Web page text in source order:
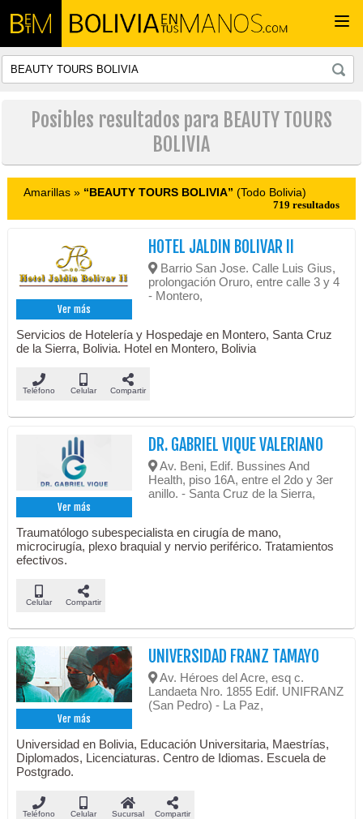
Posibles resultados para BEAUTY TOURS
BOLIVIA
Amarillas » “BEAUTY TOURS BOLIVIA” (Todo Bolivia)
719 resultados
Ver más
HOTEL JALDIN BOLIVAR II
Barrio San Jose. Calle Luis Gius,
prolongación Oruro, entre calle 3 y 4
- Montero,
Servicios de Hotelería y Hospedaje en Montero, Santa Cruz
de la Sierra, Bolivia. Hotel en Montero, Bolivia
Teléfono Celular Compartir
Ver más
DR. GABRIEL VIQUE VALERIANO
Av. Beni, Edif. Bussines And
Health, piso 16A, entre el 2do y 3er
anillo. - Santa Cruz de la Sierra,
Traumatólogo subespecialista en cirugía de mano,
microcirugía, plexo braquial y nervio periférico. Tratamientos
efectivos.
Celular Compartir
Ver más
UNIVERSIDAD FRANZ TAMAYO
Av. Héroes del Acre, esq c.
Landaeta Nro. 1855 Edif. UNIFRANZ
(San Pedro) - La Paz,
Universidad en Bolivia, Educación Universitaria, Maestrías,
Diplomados, Licenciaturas. Centro de Idiomas. Escuela de
Postgrado.
Teléfono Celular Sucursal Compartir